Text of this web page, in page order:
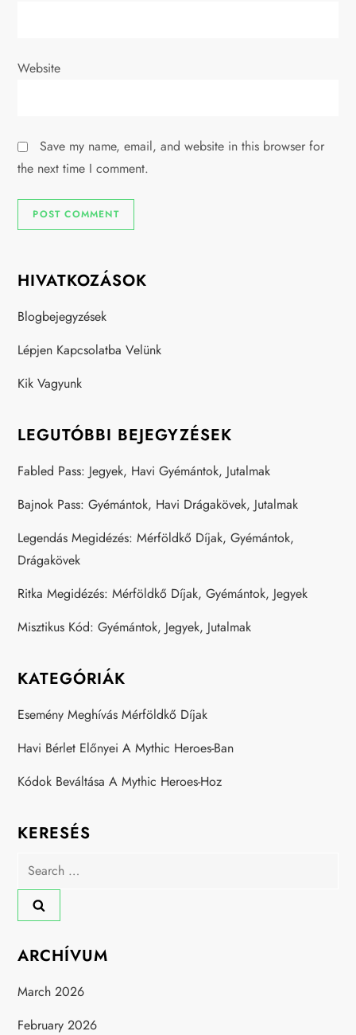
Website
Save my name, email, and website in this browser for
the next time I comment.
HIVATKOZÁSOK
Blogbejegyzések
Lépjen Kapcsolatba Velünk
Kik Vagyunk
LEGUTÓBBI BEJEGYZÉSEK
Fabled Pass: Jegyek, Havi Gyémántok, Jutalmak
Bajnok Pass: Gyémántok, Havi Drágakövek, Jutalmak
Legendás Megidézés: Mérföldkő Díjak, Gyémántok,
Drágakövek
Ritka Megidézés: Mérföldkő Díjak, Gyémántok, Jegyek
Misztikus Kód: Gyémántok, Jegyek, Jutalmak
KATEGÓRIÁK
Esemény Meghívás Mérföldkő Díjak
Havi Bérlet Előnyei A Mythic Heroes-Ban
Kódok Beváltása A Mythic Heroes-Hoz
KERESÉS
Search
ARCHÍVUM
March 2026
February 2026